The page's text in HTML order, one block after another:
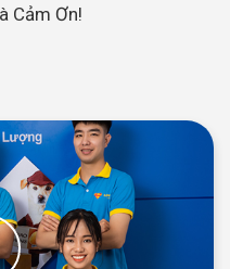
Cảm Ơn!